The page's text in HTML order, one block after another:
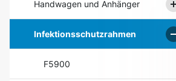
Handwagen und Anhänger
Infektionsschutzrahmen
F5900